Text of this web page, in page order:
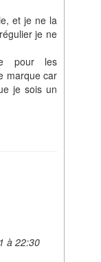
et je ne la
je ne
pour les
marque car
je sois un
à 22:30